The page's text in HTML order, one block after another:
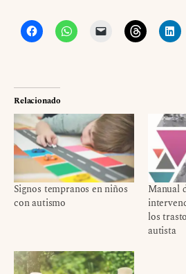
Relacionado
Signos tempranos en niños
con autismo
Manual
los
autista